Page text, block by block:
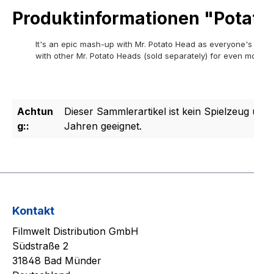
Produktinformationen
It's an epic mash-up with Mr. Potato Head as
with other Mr. Potato Heads (sold separately) for even
Achtun
g::
Dieser Sammlerartikel ist kein
Jahren geeignet.
Kontakt
Filmwelt Distribution GmbH
Südstraße 2
31848 Bad Münder